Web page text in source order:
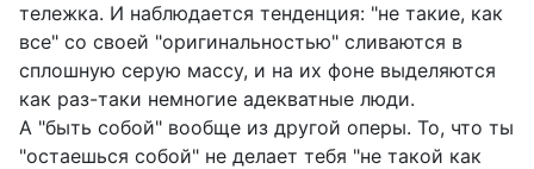
тележка. И наблюдается тенденция: "не такие, как
все" со своей "оригинальностью" сливаются в
сплошную серую массу, и на их фоне выделяются
как раз-таки немногие адекватные люди.
А "быть собой" вообще из другой оперы. То, что ты
"остаешься собой" не делает тебя "не такой как